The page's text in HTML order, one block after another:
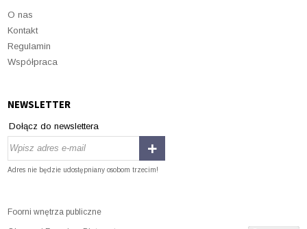
O nas
Kontakt
Regulamin
Współpraca
NEWSLETTER
Dołącz do newslettera
Adres nie będzie udostępniany osobom trzecim!
Foorni wnętrza publiczne